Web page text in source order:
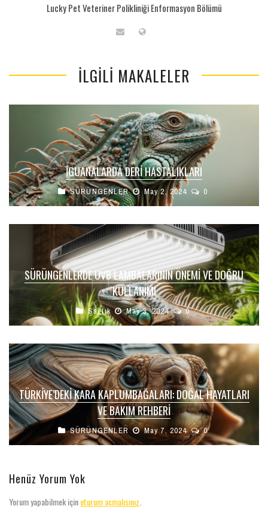
Lucky Pet Veteriner Polikliniği Enformasyon Bölümü
İLGILI MAKALELER
İGUANALARDA DERI HASTALIKLARI
SÜRÜNGENLER May 2, 2024 0
SÜRÜNGENLERDE UVB LAMBALARININ ÖNEMI VE DOĞRU
KULLANIMI
Sağlık May 3, 2024 0
TÜRKIYE’DEKI KARA KAPLUMBAĞALARI: DOĞAL HAYATLARI
VE BAKIM REHBERI
SÜRÜNGENLER May 7, 2024 0
Henüz Yorum Yok
Yorum yapabilmek içinoturum açmalısınız